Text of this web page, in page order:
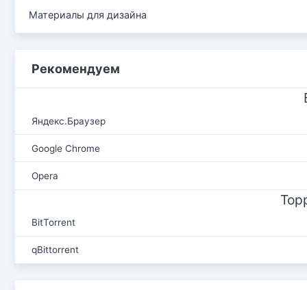
Материалы для дизайна
Рекомендуем
Яндекс.Браузер
Google Chrome
Opera
BitTorrent
qBittorrent